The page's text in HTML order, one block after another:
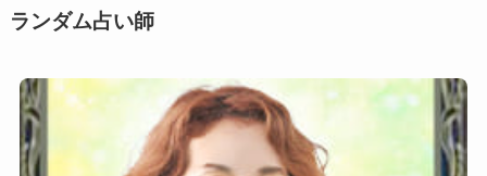
ン
ランダム占い師